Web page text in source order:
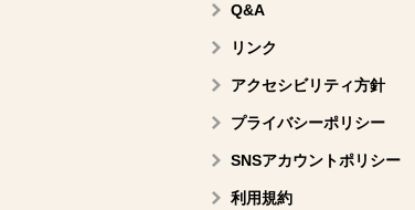
Q&A
リンク
アクセシビリティ方針
プライバシーポリシー
SNSアカウントポリシー
利用規約